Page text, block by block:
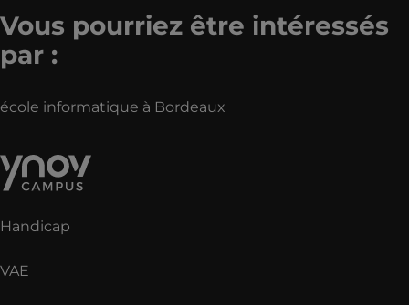
Vous pourriez être intéressés
par :
école informatique à Bordeaux
Handicap
VAE